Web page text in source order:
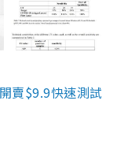
賣$9.9快速測試